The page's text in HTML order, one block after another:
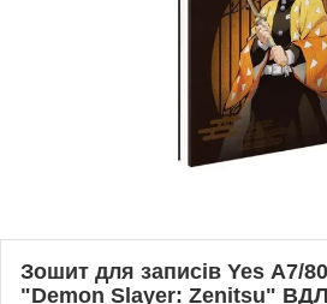
Зошит для записів Yes А7/
"Demon Slayer: Zenitsu"